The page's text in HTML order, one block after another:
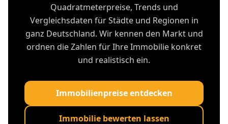
Quadratmeterpreise, Trends und
Vergleichsdaten für Städte und Regionen in
ganz Deutschland. Wir kennen den Markt und
ordnen die Zahlen für Ihre Immobilie konkret
und realistisch ein.
Immobilienpreise entdecken
Immobilie bewerten lassen